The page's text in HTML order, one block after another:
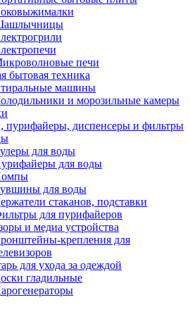
печи
бытовая техника
машины
и морозильные камеры
пурифайеры, диспенсеры и фильтры
для воды
для воды
для воды
стаканов, подставки
для пурифайеров
и медиа устройства
крепления для
для ухода за одеждой
гладильные